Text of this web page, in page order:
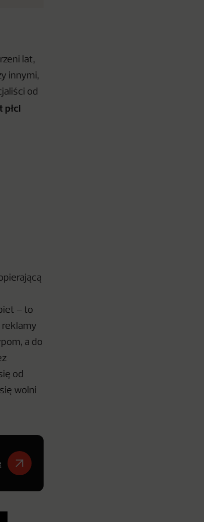
lat,
innymi,
od
– to
reklamy
a do
od
wolni